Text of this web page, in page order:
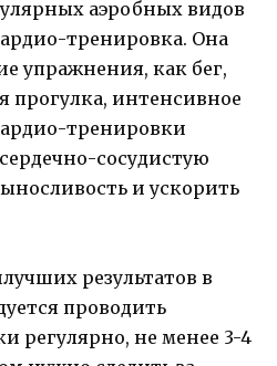
аэробных видов
тренировка. Она
упражнения, как бег,
прогулка, интенсивное
тренировки
сосудистую
и ускорить
результатов в
проводить
регулярно, не менее 3-4